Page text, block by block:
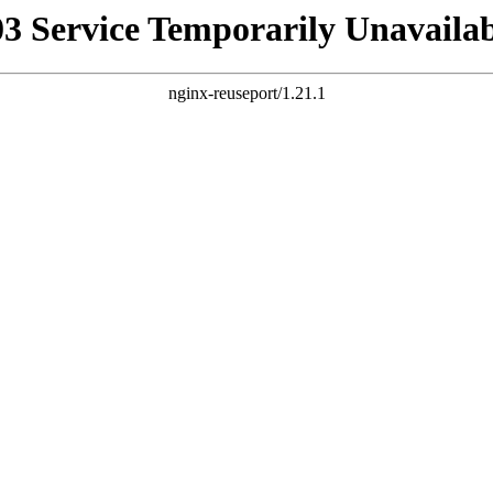
Service Temporarily
nginx-reuseport/1.21.1